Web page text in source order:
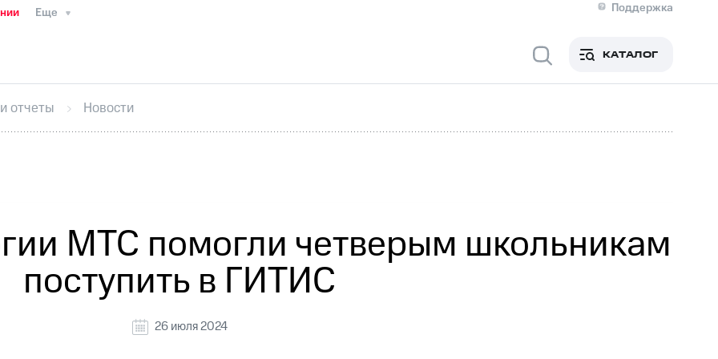
Еще
Поддержка
Медиа-центр
ИнтервьюФинансовая отчетностьКонтактыНовости в регионе
секретарьРаскрытие информации
кабинет акционераАкционерный капиталКонтроль и аудитРынок акций
КАТАЛОГ
отчеты Новости
МТС помогли четверым школьникам
поступить в ГИТИС
26 июля 2024